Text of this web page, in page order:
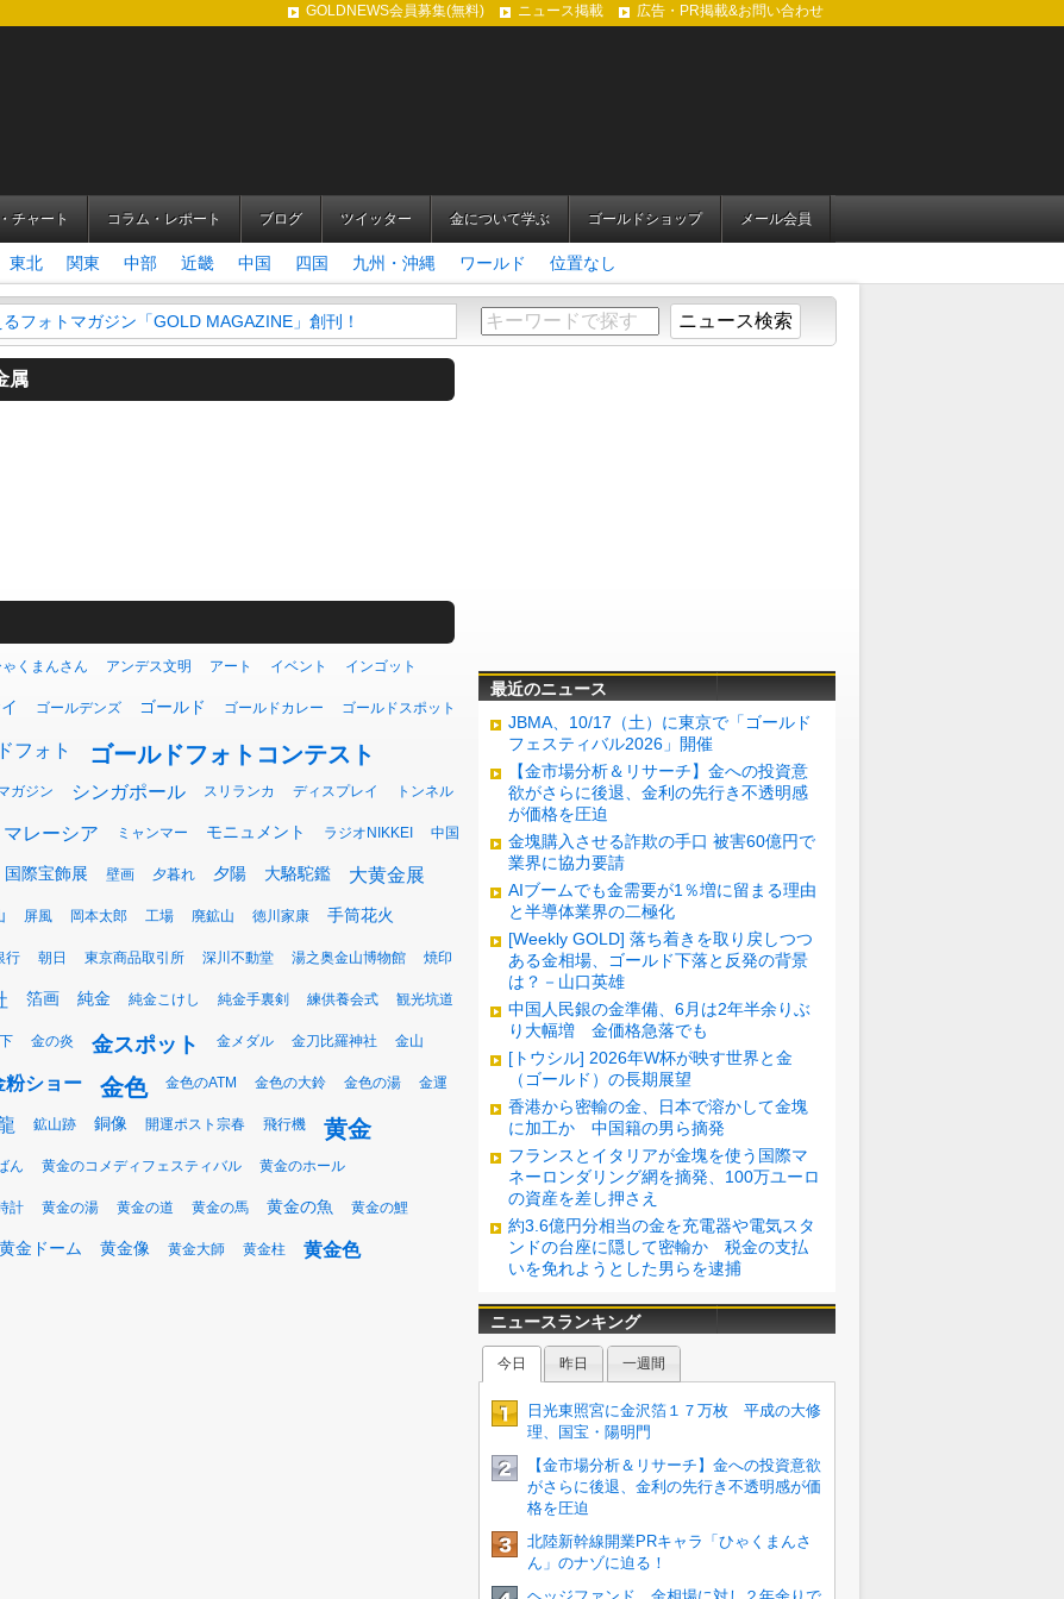
GOLDNEWS会員募集(無料) ニュース掲載 広告・PR掲載&お問い合わせ
チャート コラム・レポート ブログ ツイッター 金について学ぶ ゴールドショップ メール会員
東北 関東 中部 近畿 中国 四国 九州・沖縄 ワールド 位置なし
フォトマガジン「GOLD MAGAZINE」創刊！
属
くまんさん アンデス文明 アート イベント インゴット
ゴールデンズ ゴールド ゴールドカレー ゴールドスポット
フォト ゴールドフォトコンテスト
ガジン シンガポール スリランカ ディスプレイ トンネル
マレーシア ミャンマー モニュメント ラジオNIKKEI 中国
国際宝飾展 壁画 夕暮れ 夕陽 大駱駝鑑 大黄金展
屏風 岡本太郎 工場 廃鉱山 徳川家康 手筒花火
行 朝日 東京商品取引所 深川不動堂 湯之奥金山博物館 焼印
箔画 純金 純金こけし 純金手裏剣 練供養会式 観光坑道
金の炎 金スポット 金メダル 金刀比羅神社 金山
粉ショー 金色 金色のATM 金色の大鈴 金色の湯 金運
鉱山跡 銅像 開運ポスト宗春 飛行機 黄金
ん 黄金のコメディフェスティバル 黄金のホール
計 黄金の湯 黄金の道 黄金の馬 黄金の魚 黄金の鯉
黄金ドーム 黄金像 黄金大師 黄金柱 黄金色
最近のニュース
JBMA、10/17（土）に東京で「ゴールド
フェスティバル2026」開催
【金市場分析＆リサーチ】金への投資意
欲がさらに後退、金利の先行き不透明感
が価格を圧迫
金塊購入させる詐欺の手口 被害60億円で
業界に協力要請
AIブームでも金需要が1％増に留まる理由
と半導体業界の二極化
[Weekly GOLD] 落ち着きを取り戻しつつ
ある金相場、ゴールド下落と反発の背景
は？－山口英雄
中国人民銀の金準備、6月は2年半余りぶ
り大幅増 金価格急落でも
[トウシル] 2026年W杯が映す世界と金
（ゴールド）の長期展望
香港から密輸の金、日本で溶かして金塊
に加工か 中国籍の男ら摘発
フランスとイタリアが金塊を使う国際マ
ネーロンダリング網を摘発、100万ユーロ
の資産を差し押さえ
約3.6億円分相当の金を充電器や電気スタ
ンドの台座に隠して密輸か 税金の支払
いを免れようとした男らを逮捕